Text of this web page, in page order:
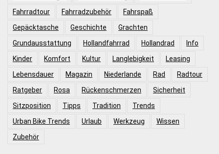
Fahrradtour
Fahrradzubehör
Fahrspaß
Gepäcktasche
Geschichte
Grachten
Grundausstattung
Hollandfahrrad Hollandrad
Info
Kinder
Komfort Kultur Langlebigkeit
Leasing
Lebensdauer
Magazin Niederlande Rad
Radtour
Ratgeber
Rosa Rückenschmerzen
Sicherheit
Sitzposition
Tipps Tradition
Trends
Urban Bike Trends
Urlaub Werkzeug
Wissen
Zubehör